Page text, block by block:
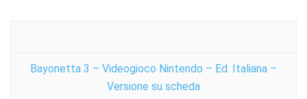
Bayonetta 3 – Videogioco Nintendo – Ed. Italiana –
Versione su scheda